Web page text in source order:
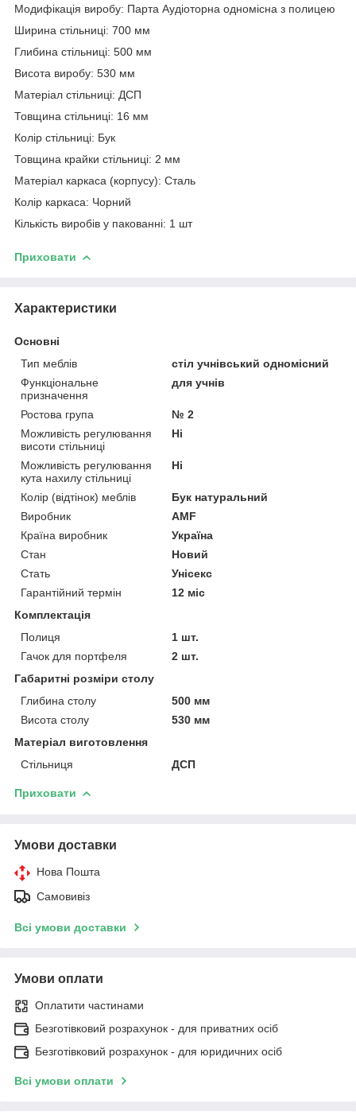
Модифікація виробу: Парта Аудіоторна одномісна з полицею
Ширина стільниці: 700 мм
Глибина стільниці: 500 мм
Висота виробу: 530 мм
Матеріал стільниці: ДСП
Товщина стільниці: 16 мм
Колір стільниці: Бук
Товщина крайки стільниці: 2 мм
Матеріал каркаса (корпусу): Сталь
Колір каркаса: Чорний
Кількість виробів у пакованні: 1 шт
Приховати
Характеристики
Основні
Тип меблів
стіл учнівський одномісний
Функціональне
призначення
для учнів
Ростова група
№ 2
Можливість регулювання
висоти стільниці
Ні
Можливість регулювання
кута нахилу стільниці
Ні
Колір (відтінок) меблів
Бук натуральний
Виробник
AMF
Країна виробник
Україна
Стан
Новий
Стать
Унісекс
Гарантійний термін
12 міс
Комплектація
Полиця
1 шт.
Гачок для портфеля
2 шт.
Габаритні розміри столу
Глибина столу
500 мм
Висота столу
530 мм
Матеріал виготовлення
Стільниця
ДСП
Приховати
Умови доставки
Нова Пошта
Самовивіз
Всі умови доставки
Умови оплати
Оплатити частинами
Безготівковий розрахунок - для приватних осіб
Безготівковий розрахунок - для юридичних осіб
Всі умови оплати